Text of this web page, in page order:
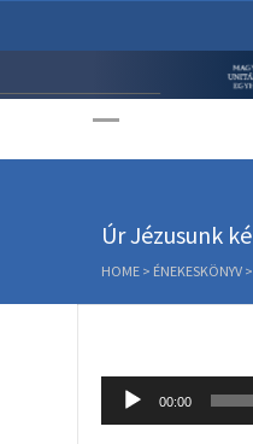
Úr Jézusunk
HOME > ÉNEKESKÖNYV >
Audio
Player
00:00